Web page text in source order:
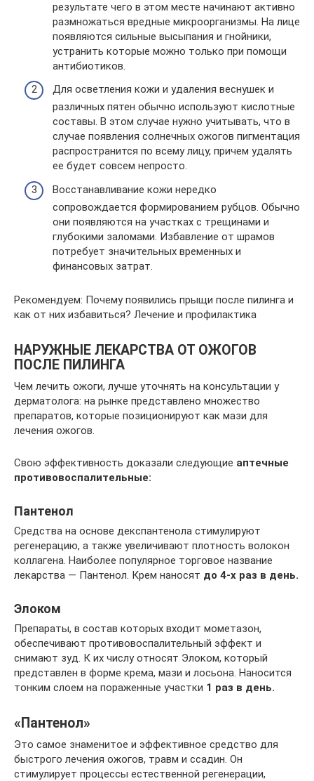
результате чего в этом месте начинают активно
размножаться вредные микроорганизмы. На лице
появляются сильные высыпания и гнойники,
устранить которые можно только при помощи
антибиотиков.
Для осветления кожи и удаления веснушек и
различных пятен обычно используют кислотные
составы. В этом случае нужно учитывать, что в
случае появления солнечных ожогов пигментация
распространится по всему лицу, причем удалять
ее будет совсем непросто.
Восстанавливание кожи нередко
сопровождается формированием рубцов. Обычно
они появляются на участках с трещинами и
глубокими заломами. Избавление от шрамов
потребует значительных временных и
финансовых затрат.
Рекомендуем: Почему появились прыщи после пилинга и
как от них избавиться? Лечение и профилактика
НАРУЖНЫЕ ЛЕКАРСТВА ОТ ОЖОГОВ
ПОСЛЕ ПИЛИНГА
Чем лечить ожоги, лучше уточнять на консультации у
дерматолога: на рынке представлено множество
препаратов, которые позиционируют как мази для
лечения ожогов.
Свою эффективность доказали следующие аптечные
противовоспалительные:
Пантенол
Средства на основе декспантенола стимулируют
регенерацию, а также увеличивают плотность волокон
коллагена. Наиболее популярное торговое название
лекарства — Пантенол. Крем наносят до 4-х раз в день.
Элоком
Препараты, в состав которых входит мометазон,
обеспечивают противовоспалительный эффект и
снимают зуд. К их числу относят Элоком, который
представлен в форме крема, мази и лосьона. Наносится
тонким слоем на пораженные участки 1 раз в день.
«Пантенол»
Это самое знаменитое и эффективное средство для
быстрого лечения ожогов, травм и ссадин. Он
стимулирует процессы естественной регенерации,